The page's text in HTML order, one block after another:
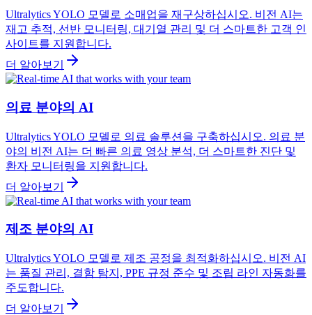
Ultralytics YOLO 모델로 소매업을 재구상하십시오. 비전 AI는
재고 추적, 선반 모니터링, 대기열 관리 및 더 스마트한 고객 인
사이트를 지원합니다.
더 알아보기
의료 분야의 AI
Ultralytics YOLO 모델로 의료 솔루션을 구축하십시오. 의료 분
야의 비전 AI는 더 빠른 의료 영상 분석, 더 스마트한 진단 및
환자 모니터링을 지원합니다.
더 알아보기
제조 분야의 AI
Ultralytics YOLO 모델로 제조 공정을 최적화하십시오. 비전 AI
는 품질 관리, 결함 탐지, PPE 규정 준수 및 조립 라인 자동화를
주도합니다.
더 알아보기